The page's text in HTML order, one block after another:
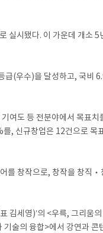
실시됐다. 이 가운데 개소 5
급(우수)을 달성하고, 국비
도 등 전분야에서 목표치
, 신규창업은 12건으로 목
창작으로, 창작을 창직‧
김세영)’의 <우륵, 그리움
술의 융합>에서 강연과 콘